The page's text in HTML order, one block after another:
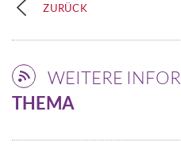
ZURÜCK
WEITERE
THEMA